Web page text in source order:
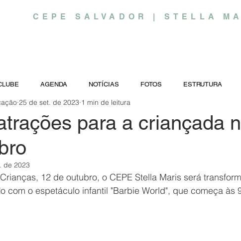
CEPE SALVADOR | STELLA
para a criançada
25 de set. de 2023 1 min de leitura
de 2023
12 de outubro, o CEPE Stella Maris será
com o espetáculo infantil "Barbie World", que começa às
AGENDA NOTÍCIAS FOTOS ESTRUTURA